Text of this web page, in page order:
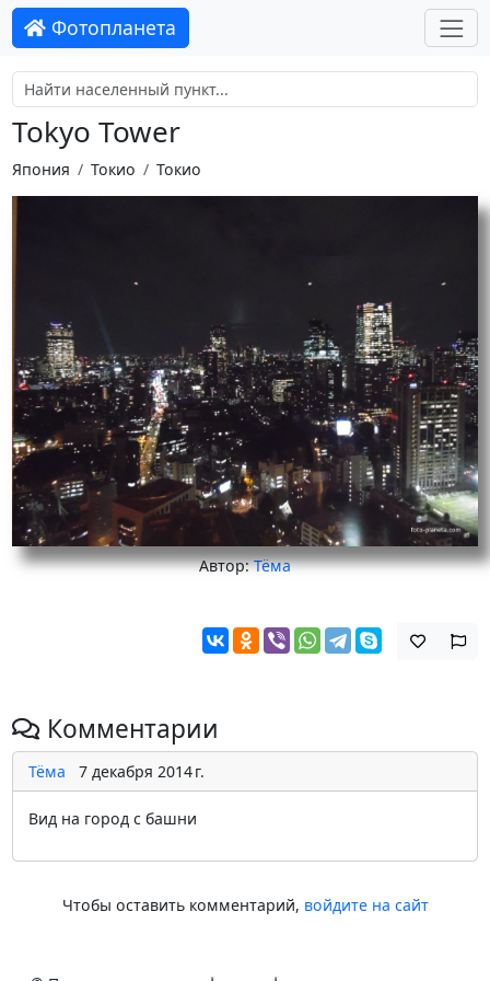
Фотопланета
Tokyo Tower
Япония Токио Токио
Автор:Тёма
Комментарии
Тёма 7 декабря 2014 г.
Вид на город с башни
Чтобы оставить комментарий, войдите на сайт